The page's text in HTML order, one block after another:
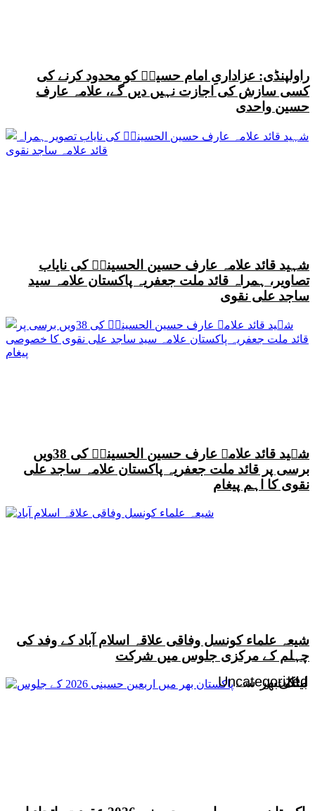
ایٹلی
Uncategorized
بیانات
ملک بھر سے
راولپنڈی: عزاداریِ امام حسینؑ کو محدود کرنے کی
کسی سازش کی اجازت نہیں دیں گے، علامہ عارف
حسین واحدی
شہید قائد علامہ عارف حسین الحسینیؒ کی نایاب
تصاویر، ہمراہ قائد ملت جعفریہ پاکستان علامہ سید
ساجد علی نقوی
شہید قائد علامہ عارف حسین الحسینیؒ کی 38ویں
برسی پر قائد ملت جعفریہ پاکستان علامہ ساجد علی
نقوی کا اہم پیغام
شیعہ علماء کونسل وفاقی علاقہ اسلام آباد کے وفد کی
چہلم کے مرکزی جلوس میں شرکت